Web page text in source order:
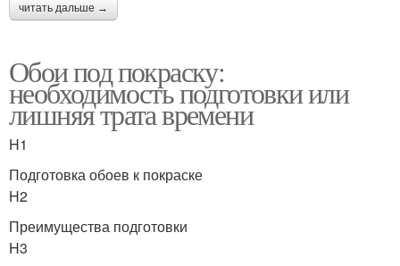
читать дальше →
Обои под покраску:
необходимость подготовки или
лишняя трата времени
H1
Подготовка обоев к покраске
H2
Преимущества подготовки
H3